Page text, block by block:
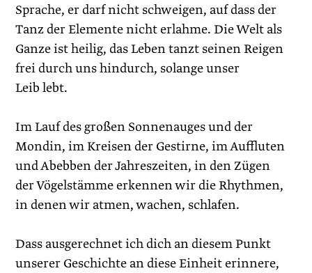
Sprache, er darf nicht schweigen, auf dass der
Tanz der Elemente nicht erlahme. Die Welt als
Ganze ist heilig, das ­Leben tanzt seinen Reigen
frei durch uns hindurch, solange unser
Leib lebt.
Im Lauf des großen Sonnenauges und der
Mondin, im Kreisen der Gestirne, im Auffluten
und Abebben der Jahreszeiten, in den Zügen
der Vögelstämme erkennen wir die Rhythmen,
in denen wir atmen, wachen, schlafen.
Dass ausgerechnet ich dich an diesem Punkt
unserer Geschichte an diese Einheit erinnere,